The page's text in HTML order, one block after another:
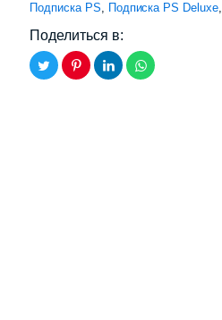
Подписка PS, Подписка PS Deluxe,
Поделиться в: